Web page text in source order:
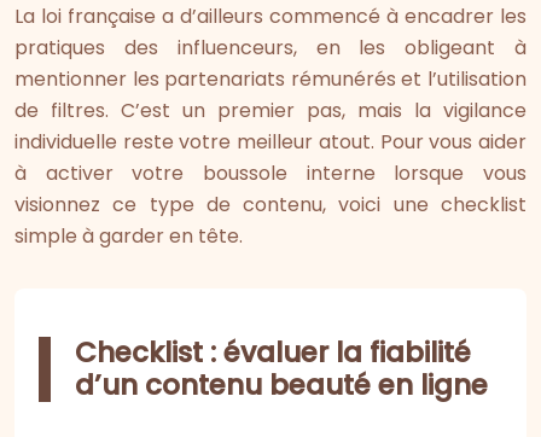
La loi française a d’ailleurs commencé à encadrer les
pratiques des influenceurs, en les obligeant à
mentionner les partenariats rémunérés et l’utilisation
de filtres. C’est un premier pas, mais la vigilance
individuelle reste votre meilleur atout. Pour vous aider
à activer votre boussole interne lorsque vous
visionnez ce type de contenu, voici une checklist
simple à garder en tête.
Checklist : évaluer la fiabilité
d’un contenu beauté en ligne